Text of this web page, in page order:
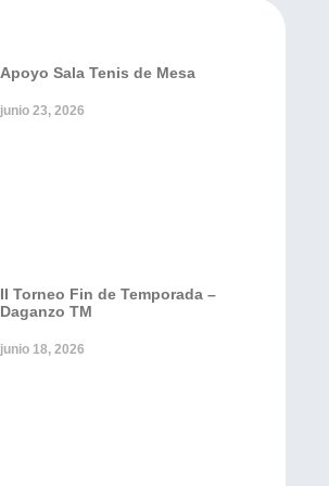
Apoyo Sala Tenis de Mesa
junio 23, 2026
II Torneo Fin de Temporada –
Daganzo TM
junio 18, 2026